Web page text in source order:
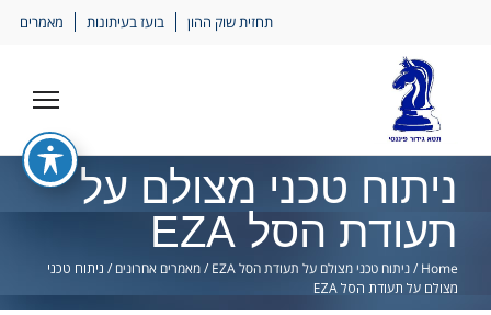
תחזית שוק ההון בועז בעיתונות מאמרים
ניתוח טכני מצולם על
תעודת הסל EZA
Home
/ניתוח טכני מצולם על תעודת הסל EZA /מאמרים אחרונים / ניתוח טכני
מצולם על תעודת הסל EZA